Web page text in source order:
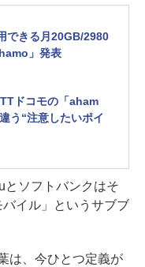
できる月20GB/2980
」発表
ドコモの「aham
う“注意したいポイ
ソフトバンクはそ
イル」というサブブ
は、今ひとつ定義が